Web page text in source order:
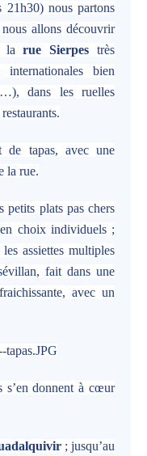
21h30) nous partons
allons découvrir
larue Sierpes très
internationales bien
dans les ruelles
de tapas, avec une
la rue.
petits plats pas chers
choix individuels ;
assiettes multiples
fait dans une
avec un
s’en donnent à cœur
; jusqu’au